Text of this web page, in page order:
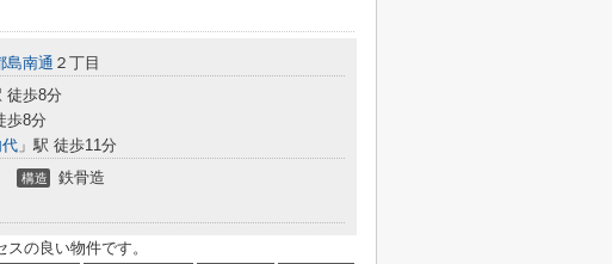
島南通 ２丁目
徒歩8分
歩8分
」駅 徒歩11分
構造 鉄骨造
の良い物件です。